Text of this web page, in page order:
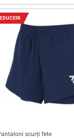
scurți fete